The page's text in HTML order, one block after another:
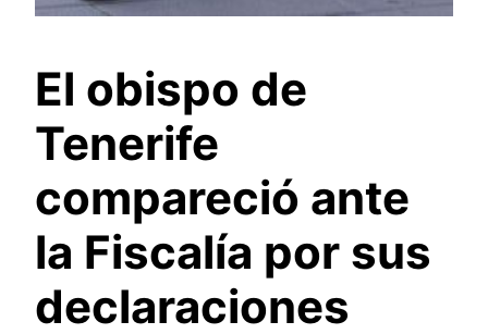
El obispo de
Tenerife
compareció ante
la Fiscalía por sus
declaraciones